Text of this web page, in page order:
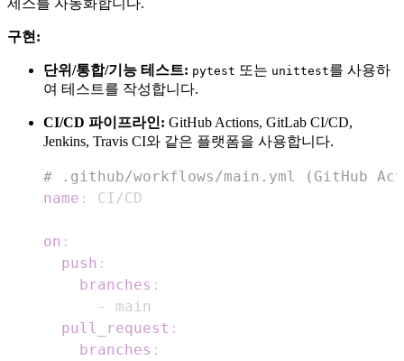
세스를 자동화합니다.
구현:
단위/통합/기능 테스트: pytest 또는 unittest를 사용하
여 테스트를 작성합니다.
CI/CD 파이프라인: GitHub Actions, GitLab CI/CD,
Jenkins, Travis CI와 같은 플랫폼을 사용합니다.
# .github/workflows/main.yml (GitHub
name :
on :
push :
branches :
-
pull_request :
branches :